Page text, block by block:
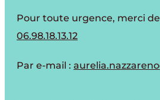
Pour toute urgence, merci
06.98.18.13.12
Par e-mail :